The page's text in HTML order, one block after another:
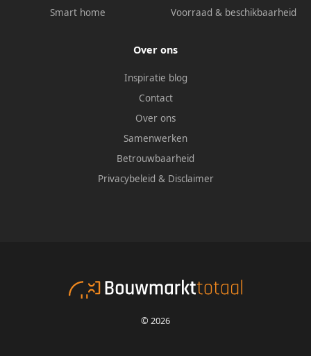
Smart home
Voorraad & beschikbaarheid
Over ons
Inspiratie blog
Contact
Over ons
Samenwerken
Betrouwbaarheid
Privacybeleid & Disclaimer
© 2026